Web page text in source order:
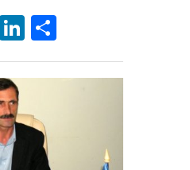
TwitterLinkedIn